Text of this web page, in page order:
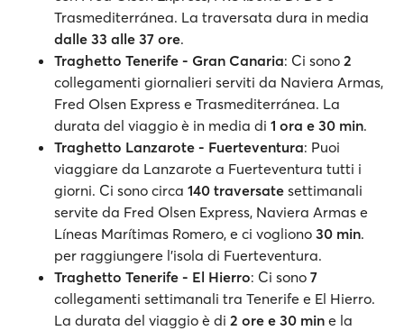
Trasmediterránea. La traversata dura in media
dalle 33 alle 37 ore.
Traghetto Tenerife - Gran Canaria: Ci sono 2
collegamenti giornalieri serviti da Naviera Armas,
Fred Olsen Express e Trasmediterránea. La
durata del viaggio è in media di 1 ora e 30 min.
Traghetto Lanzarote - Fuerteventura: Puoi
viaggiare da Lanzarote a Fuerteventura tutti i
giorni. Ci sono circa 140 traversate settimanali
servite da Fred Olsen Express, Naviera Armas e
Líneas Marítimas Romero, e ci vogliono 30 min.
per raggiungere l'isola di Fuerteventura.
Traghetto Tenerife - El Hierro: Ci sono 7
collegamenti settimanali tra Tenerife e El Hierro.
La durata del viaggio è di 2 ore e 30 min e la